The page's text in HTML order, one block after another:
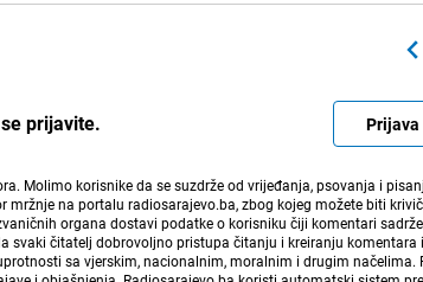
prijavite. Prijava
Molimo korisnike da se suzdrže od vrijeđanja, psovanja i
na portalu radiosarajevo.ba, zbog kojeg možete biti
organa dostavi podatke o korisniku čiji komentari
svaki čitatelj dobrovoljno pristupa čitanju i kreiranju
sa vjerskim, nacionalnim, moralnim i drugim načelima.